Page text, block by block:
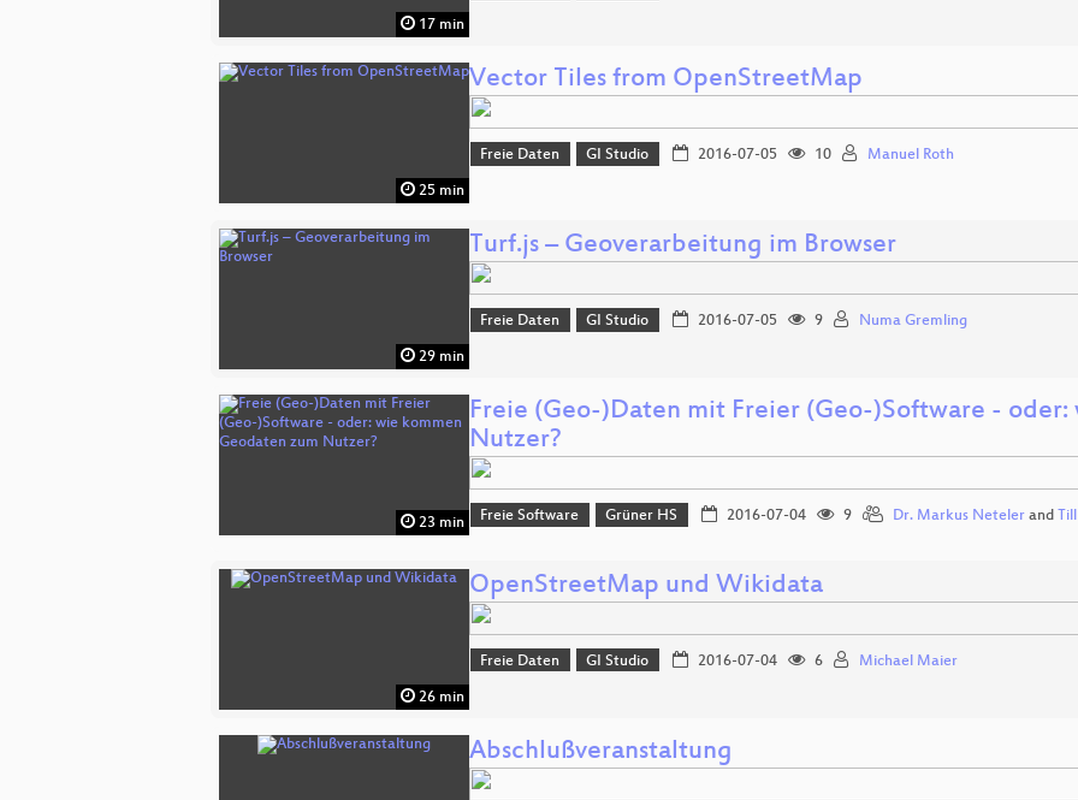
17 min
25 min
Vector Tiles from OpenStreetMap
Freie Daten GI Studio 2016-07-05 10 Manuel Roth
29 min
Turf.js – Geoverarbeitung im Browser
Freie Daten GI Studio 2016-07-05 9 Numa Gremling
23 min
Freie (Geo-)Daten mit Freier (Geo-)Software -
Nutzer?
Freie Software Grüner HS 2016-07-04 9 Dr. Markus Netelerand
26 min
OpenStreetMap und Wikidata
Freie Daten GI Studio 2016-07-04 6 Michael Maier
Abschlußveranstaltung